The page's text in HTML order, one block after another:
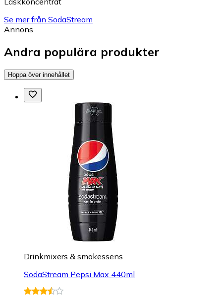
Se mer från SodaStream
Annons
Andra populära produkter
Hoppa över innehållet
Drinkmixers & smakessens
SodaStream Pepsi Max 440ml